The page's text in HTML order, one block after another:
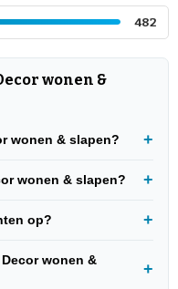
482
wonen &
wonen & slapen?
wonen & slapen?
op?
wonen &